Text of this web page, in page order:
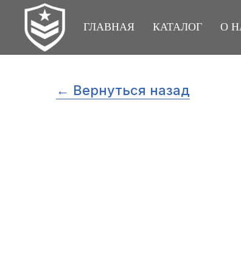
ГЛАВНАЯ КАТАЛОГ О
← Вернуться назад